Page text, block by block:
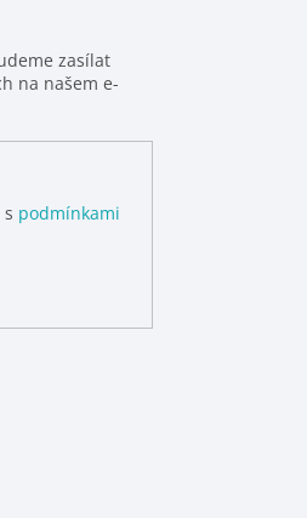
zasílat
na našem e-
podmínkami